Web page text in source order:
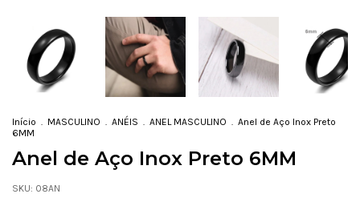
Início . MASCULINO . ANÉIS . ANEL MASCULINO . Anel de Aço Inox Preto
6MM
Anel de Aço Inox Preto 6MM
SKU: 08AN